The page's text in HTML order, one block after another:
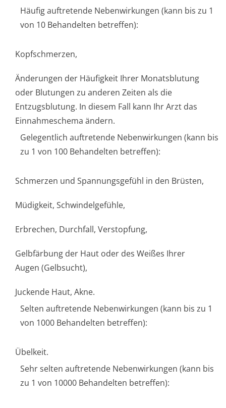
Häufig auftretende Nebenwirkungen (kann bis zu 1
von 10 Behandelten betreffen):
Kopfschmerzen,
Änderungen der Häufigkeit Ihrer Monatsblutung
oder Blutungen zu anderen Zeiten als die
Entzugsblutung. In diesem Fall kann Ihr Arzt das
Einnahmeschema ändern.
Gelegentlich auftretende Nebenwirkungen (kann bis
zu 1 von 100 Behandelten betreffen):
Schmerzen und Spannungsgefühl in den Brüsten,
Müdigkeit, Schwindelgefühle,
Erbrechen, Durchfall, Verstopfung,
Gelbfärbung der Haut oder des Weißes Ihrer
Augen (Gelbsucht),
Juckende Haut, Akne.
Selten auftretende Nebenwirkungen (kann bis zu 1
von 1000 Behandelten betreffen):
Übelkeit.
Sehr selten auftretende Nebenwirkungen (kann bis
zu 1 von 10000 Behandelten betreffen):